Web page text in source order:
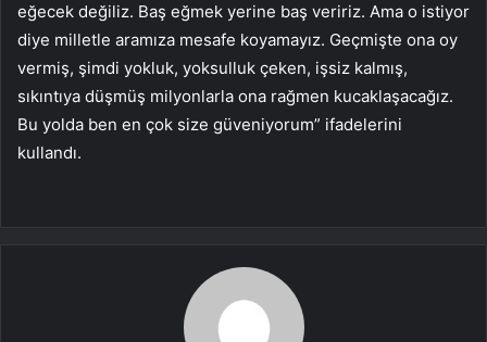
eğecek değiliz. Baş eğmek yerine baş veririz. Ama o istiyor
diye milletle aramıza mesafe koyamayız. Geçmişte ona oy
vermiş, şimdi yokluk, yoksulluk çeken, işsiz kalmış,
sıkıntıya düşmüş milyonlarla ona rağmen kucaklaşacağız.
Bu yolda ben en çok size güveniyorum” ifadelerini
kullandı.